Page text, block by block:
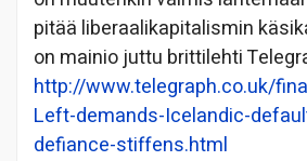
pitää liberaalikapitalismin
on mainio juttu brittilehti
http://www.telegraph.co.uk/
Left-demands-Icelandic-
defiance-stiffens.html